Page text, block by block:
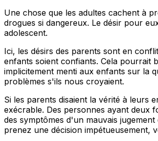
Une chose que les adultes cachent à
drogues si dangereux. Le désir pour
adolescent.
Ici, les désirs des parents sont en
enfants soient confiants. Cela pourrait
implicitement menti aux enfants sur la
problèmes s'ils nous croyaient.
Si les parents disaient la vérité à leurs
exécrable. Des personnes ayant deux
des symptômes d'un mauvais
prenez une décision impétueusement,